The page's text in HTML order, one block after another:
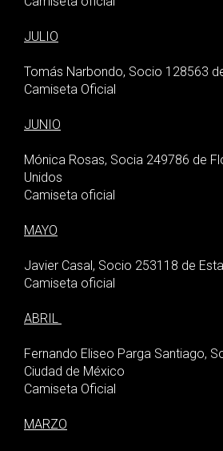
JULIO
Tomás Narbondo, Socio 128563
Camiseta Oficial
JUNIO
Mónica Rosas, Socia 249786 de
Unidos
Camiseta oficial
MAYO
Javier Casal, Socio 253118 de
Camiseta oficial
ABRIL
Fernando Eliseo Parga Santiago,
Ciudad de México
Camiseta Oficial
MARZO